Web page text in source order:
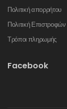
Πολιτική απορρήτου
Πολιτική Επιστροφών
Τρόποι πληρωμής
Facebook